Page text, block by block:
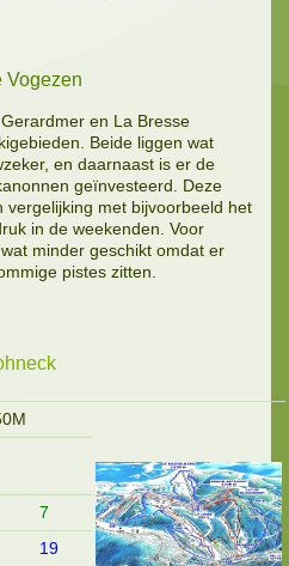
Vogezen
en La Bresse
Beide liggen wat
en daarnaast is er de
geïnvesteerd. Deze
vergelijking met bijvoorbeeld het
in de weekenden. Voor
minder geschikt omdat er
pistes zitten.
7
19